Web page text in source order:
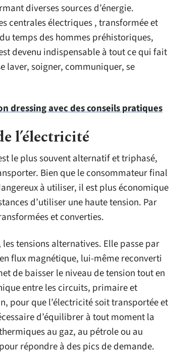
diverses sources d’énergie.
centrales électriques , transformée et
temps des hommes préhistoriques,
devenu indispensable à tout ce qui fait
laver, soigner, communiquer, se
dressing avec des conseils pratiques
l’électricité
le plus souvent alternatif et triphasé,
Bien que le consommateur final
à utiliser, il est plus économique
d’utiliser une haute tension. Par
et converties.
tensions alternatives. Elle passe par
flux magnétique, lui-même reconverti
de baisser le niveau de tension tout en
entre les circuits, primaire et
pour que l’électricité soit transportée et
d’équilibrer à tout moment la
au gaz, au pétrole ou au
répondre à des pics de demande.